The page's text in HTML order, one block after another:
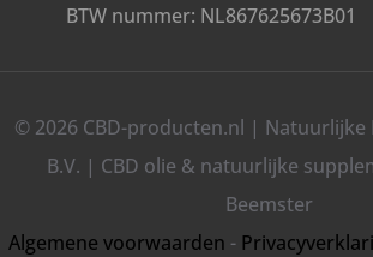
BTW nummer: NL867625673B01
© 2026 CBD-producten.nl | Natuurlijke
B.V. | CBD olie & natuurlijke
Beemster
Algemene voorwaarden -